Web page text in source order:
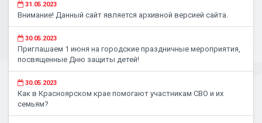
31.05.2023
Внимание! Данный сайт является архивной версией сайта.
30.05.2023
Приглашаем 1 июня на городские праздничные мероприятия,
посвященные Дню защиты детей!
30.05.2023
Как в Красноярском крае помогают участникам СВО и их
семьям?